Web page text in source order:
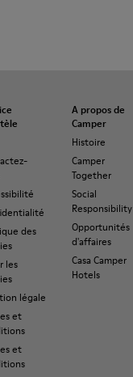
des
les
légale
et
et
A propos de
Camper
Histoire
Camper
Together
Social
Responsibility
Opportunités
d'affaires
Casa Camper
Hotels